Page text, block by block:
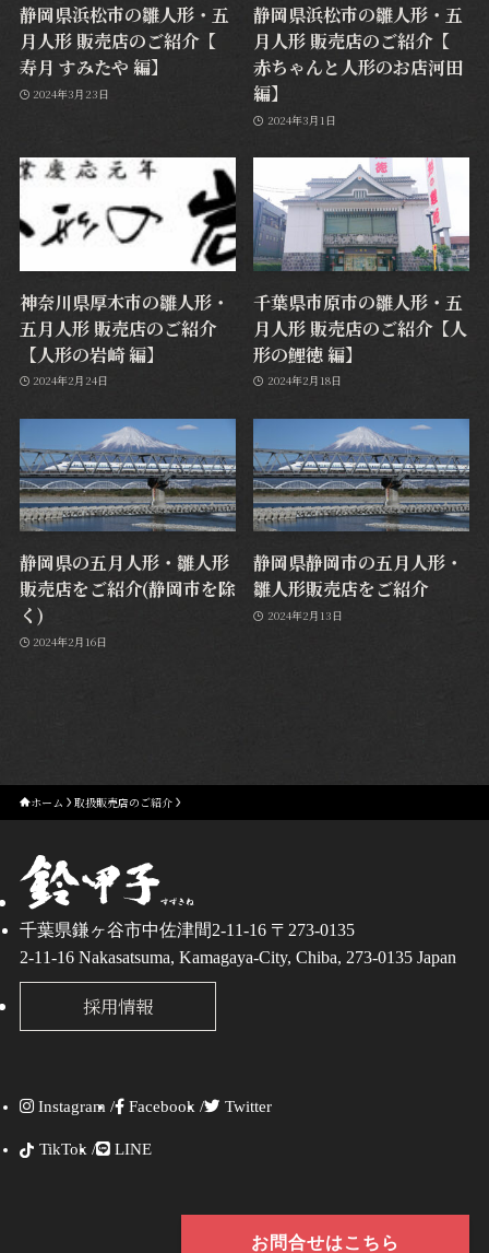
静岡県浜松市の雛人形・五
月人形 販売店のご紹介【
寿月 すみたや 編】
2024年3月23日
静岡県浜松市の雛人形・五
月人形 販売店のご紹介【
⾚ちゃんと⼈形のお店河田
編】
2024年3月1日
神奈川県厚木市の雛人形・
五月人形 販売店のご紹介
【人形の岩崎 編】
2024年2月24日
千葉県市原市の雛人形・五
月人形 販売店のご紹介【人
形の鯉徳 編】
2024年2月18日
静岡県の五月人形・雛人形
販売店をご紹介(静岡市を除
く)
2024年2月16日
静岡県静岡市の五月人形・
雛人形販売店をご紹介
2024年2月13日
ホーム 取扱販売店のご紹介
千葉県鎌ヶ谷市中佐津間2-11-16 〒273-0135
2-11-16 Nakasatsuma, Kamagaya-City, Chiba, 273-0135 Japan
採用情報
Instagram / Facebook / Twitter
TikTok / LINE
お問合せはこちら